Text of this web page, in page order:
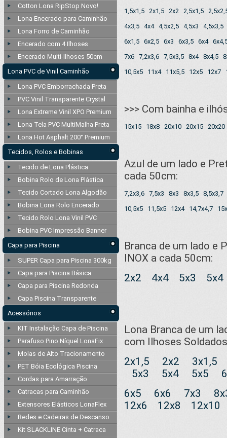
Cotton Lona RipStop Novo!
Lona Encerado para Caminhão
Lona Forro de Caminhão
Encerado com 4 Ilhoses
Encerado Multi-Ilhoses 50cm
Lona PVC de Vinil Caminhão
Lona PVC Emborrachada Preta
PVC Vinil Transparente Crystal
Lona Extreme Vinil XPO Premium
Lona Tela PVC MultiMalha Preta
Lona Hot Asphalt 200° Premium
Tecidos, Rolos e Bobinas
Tecido de Lona Plástica
Bobina Rolo de Lona Plástica
Tecido Cortado Lona Algodão
Bobina Lona Rolo Encerado
Tecido Rolo Lona Vinil PVC
Bobina PVC Impressão Banner
Capa para Piscina
SUPER Capa para Piscina 300kg
Capa para Piscina Básica
Capa para Piscina Redonda
Capa Piscina Transparente
Acessórios
KIT Instalação Capa de Piscina
Parafuso Pino Níquel LonaFix
Molas de Alto Tracionamento
PET Bóia Ecológica Piscina
Cordas para Amarração
Catracas para Caminhão
Extensores Elásticos LonaFlex
Redes e Cadeiras de Descanso
Kit SLACKLINE Cinta + Catraca
1,5x1,5 2x1,5 2x2 2,5x1,5
4x3,5 4x4 4,5x2,5 4,5x3
4,5x3,5
6x1,5 6x2,5 6x3 6x3,5 6x4
7x6 7,2x3,6 7,5x3,5 8x4 8x4,5
10,5x5
11x4 11x5,5 12x5 12x7
>>> Com bainha e
15x15 18x8 20x10 20x15 20x20
Azul de um lado e
cada 50cm:
7,2x3,6 7,5x3 8x3 8x3,5 8,5x3,7
10,5x5
11,5x5 12x4 14,7x4,7
Branca de um lado e
INOX a cada 50cm:
2x2
4x4 5x3 5x4
Lona Branca de um
com Ilhoses
2x1,5
2x2
3x1,5
5x3
5x4 5x5
6x5
6x6 7x3
12x6
12x8 12x10